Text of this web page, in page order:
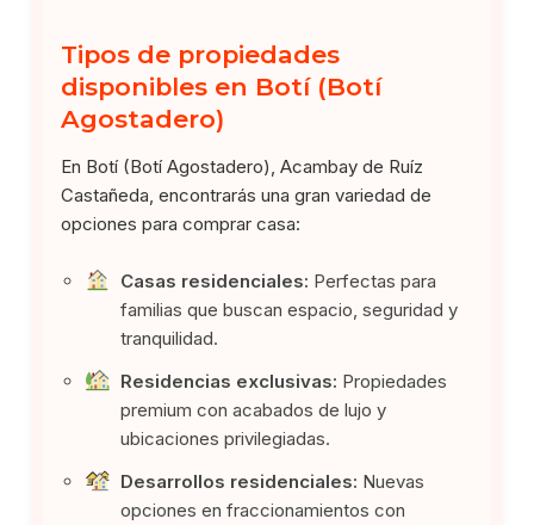
Tipos de propiedades
disponibles en Botí (Botí
Agostadero)
En Botí (Botí Agostadero), Acambay de Ruíz
Castañeda, encontrarás una gran variedad de
opciones para comprar casa:
Casas residenciales: Perfectas para
familias que buscan espacio, seguridad y
tranquilidad.
Residencias exclusivas: Propiedades
premium con acabados de lujo y
ubicaciones privilegiadas.
Desarrollos residenciales: Nuevas
opciones en fraccionamientos con